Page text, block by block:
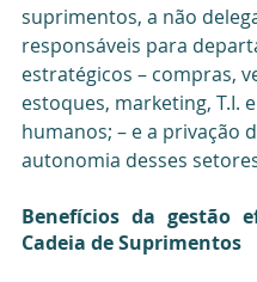
suprimentos, a não
responsáveis para
estratégicos – compras,
estoques, marketing, T.I.
humanos; – e a privação
autonomia desses
Benefícios da gestão
Cadeia de Suprimentos